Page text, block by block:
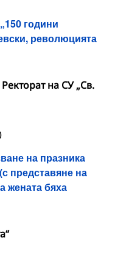
години
революцията
на СУ „Св.
на празника
представяне на
жената бяха